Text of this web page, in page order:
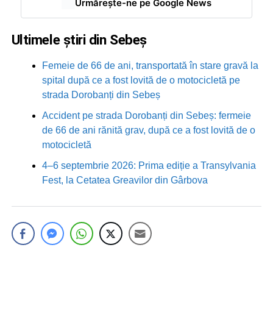
Urmărește-ne pe Google News
Ultimele știri din Sebeș
Femeie de 66 de ani, transportată în stare gravă la
spital după ce a fost lovită de o motocicletă pe
strada Dorobanți din Sebeș
Accident pe strada Dorobanți din Sebeș: fermeie
de 66 de ani rănită grav, după ce a fost lovită de o
motocicletă
4–6 septembrie 2026: Prima ediție a Transylvania
Fest, la Cetatea Greavilor din Gârbova